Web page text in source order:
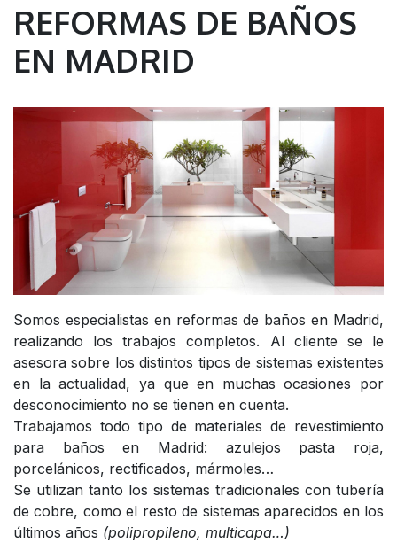
REFORMAS DE BAÑOS
EN MADRID
Somos especialistas en reformas de baños en Madrid,
realizando los trabajos completos. Al cliente se le
asesora sobre los distintos tipos de sistemas existentes
en la actualidad, ya que en muchas ocasiones por
desconocimiento no se tienen en cuenta.
Trabajamos todo tipo de materiales de revestimiento
para baños en Madrid: azulejos pasta roja,
porcelánicos, rectificados, mármoles…
Se utilizan tanto los sistemas tradicionales con tubería
de cobre, como el resto de sistemas aparecidos en los
últimos años (polipropileno, multicapa…)